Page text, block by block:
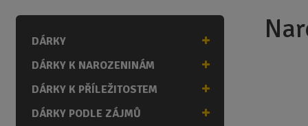
n
s
a
DÁRKY
DÁRKY K NAROZENINÁM
DÁRKY K PŘÍLEŽITOSTEM
DÁRKY PODLE ZÁJMŮ